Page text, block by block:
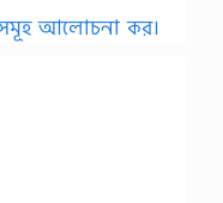
আলোচনা কর।